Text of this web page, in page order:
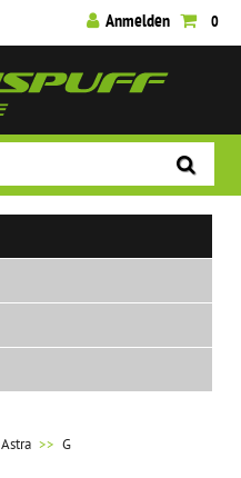
Anmelden 0
Astra
G